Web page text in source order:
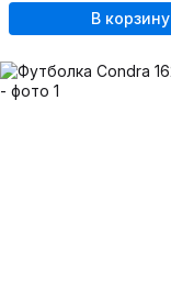
В корзину